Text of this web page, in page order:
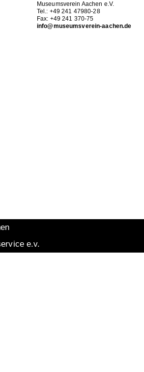
Museumsverein Aachen e.V.
Tel.: +49 241 47980-28
Fax: +49 241 370-75
info@museumsverein-aachen.de
e.v.